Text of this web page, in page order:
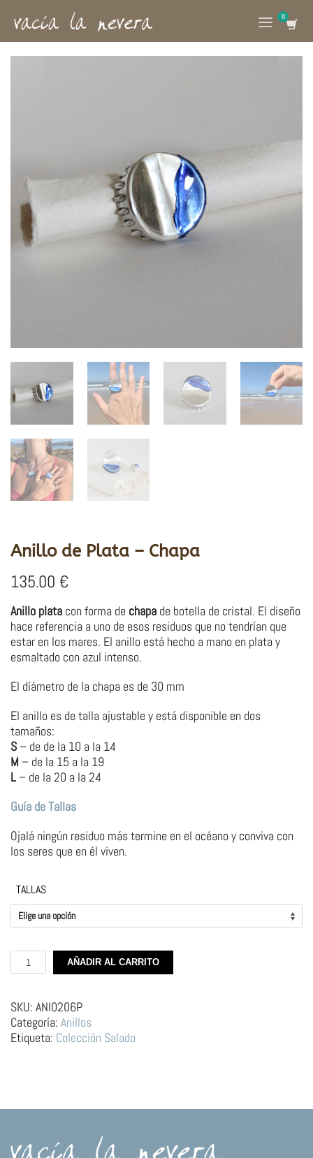
Anillo de Plata – Chapa
135.00 €
Anillo plata con forma de chapa de botella de cristal. El diseño
hace referencia a uno de esos residuos que no tendrían que
estar en los mares. El anillo está hecho a mano en plata y
esmaltado con azul intenso.
El díámetro de la chapa es de 30 mm
El anillo es de talla ajustable y está disponible en dos
tamaños:
S – de de la 10 a la 14
M – de la 15 a la 19
L – de la 20 a la 24
Guía de Tallas
Ojalá ningún residuo más termine en el océano y conviva con
los seres que en él viven.
TALLAS
Anillo
de
–
Chapa
cantidad
AÑADIR AL CARRITO
SKU: ANI0206P
Categoría: Anillos
Etiqueta: Colección Salado